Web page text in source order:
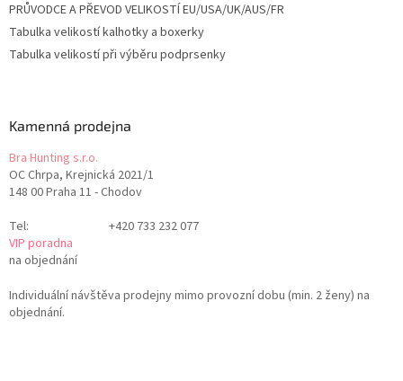
PRŮVODCE A PŘEVOD VELIKOSTÍ EU/USA/UK/AUS/FR
Tabulka velikostí kalhotky a boxerky
Tabulka velikostí při výběru podprsenky
Kamenná prodejna
Bra Hunting s.r.o.
OC Chrpa, Krejnická 2021/1
148 00 Praha 11 - Chodov
Tel:
+420 733 232 077
VIP poradna
na objednání
Individuální návštěva prodejny mimo provozní dobu (min. 2 ženy) na
objednání.